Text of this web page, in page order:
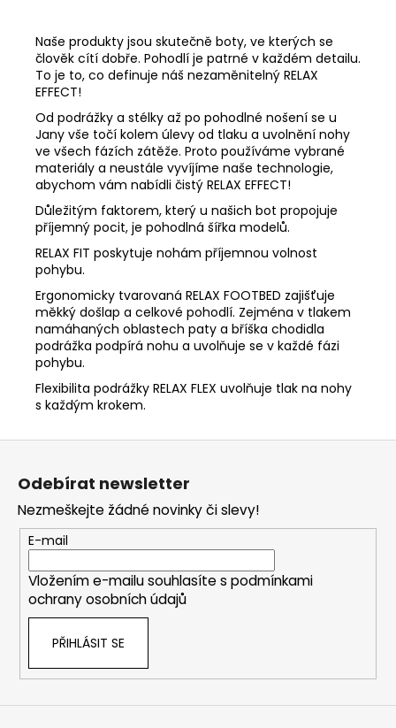
Naše produkty jsou skutečně boty, ve kterých se
člověk cítí dobře. Pohodlí je patrné v každém detailu.
To je to, co definuje náš nezaměnitelný RELAX
EFFECT!
Od podrážky a stélky až po pohodlné nošení se u
Jany vše točí kolem úlevy od tlaku a uvolnění nohy
ve všech fázích zátěže. Proto používáme vybrané
materiály a neustále vyvíjíme naše technologie,
abychom vám nabídli čistý RELAX EFFECT!
Důležitým faktorem, který u našich bot propojuje
příjemný pocit, je pohodlná šířka modelů.
RELAX FIT poskytuje nohám příjemnou volnost
pohybu.
Ergonomicky tvarovaná RELAX FOOTBED zajišťuje
měkký došlap a celkové pohodlí. Zejména v tlakem
namáhaných oblastech paty a bříška chodidla
podrážka podpírá nohu a uvolňuje se v každé fázi
pohybu.
Flexibilita podrážky RELAX FLEX uvolňuje tlak na nohy
s každým krokem.
Z
Odebírat newsletter
Nezmeškejte žádné novinky či slevy!
E-mail
Vložením e-mailu souhlasíte s podmínkami
ochrany osobních údajů
PŘIHLÁSIT SE